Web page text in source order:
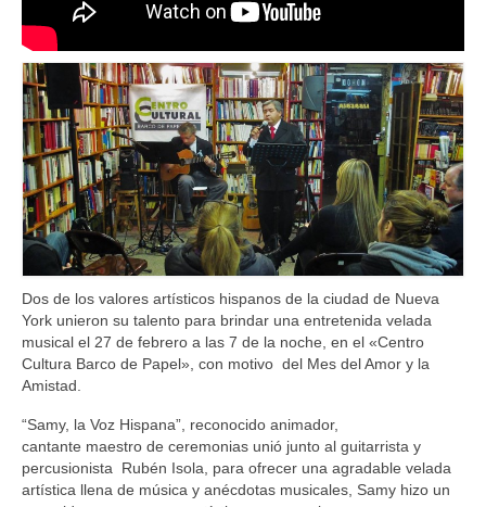
Dos de los valores artísticos hispanos de la ciudad de Nueva
York unieron su talento para brindar una entretenida velada
musical el 27 de febrero a las 7 de la noche, en el «Centro
Cultura Barco de Papel», con motivo del Mes del Amor y la
Amistad.
“Samy, la Voz Hispana”, reconocido animador,
cantante maestro de ceremonias unió junto al guitarrista y
percusionista Rubén Isola, para ofrecer una agradable velada
artística llena de música y anécdotas musicales, Samy hizo un